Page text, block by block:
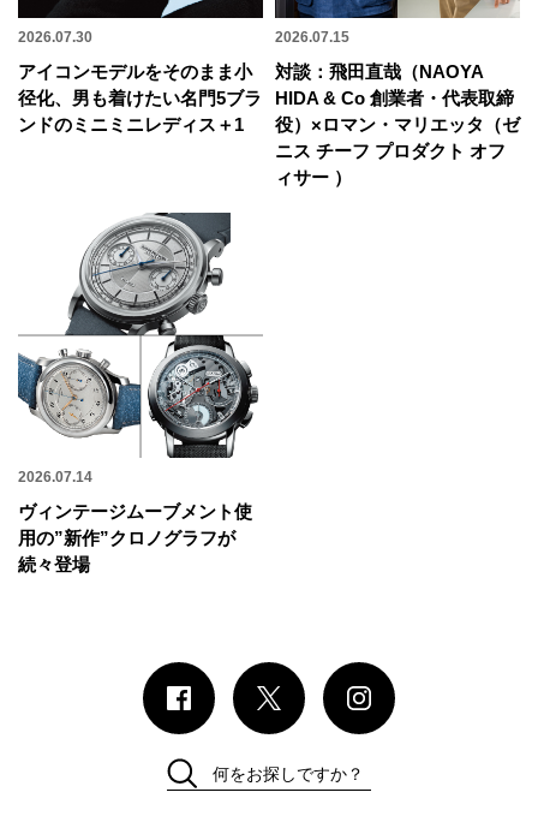
2026.07.30
アイコンモデルをそのまま小
径化、男も着けたい名門5ブラ
ンドのミニミニレディス＋1
2026.07.15
対談：飛田直哉（NAOYA
HIDA & Co 創業者・代表取締
役）×ロマン・マリエッタ（ゼ
ニス チーフ プロダクト オフ
ィサー ）
2026.07.14
ヴィンテージムーブメント使
用の”新作”クロノグラフが
続々登場
何をお探しですか？